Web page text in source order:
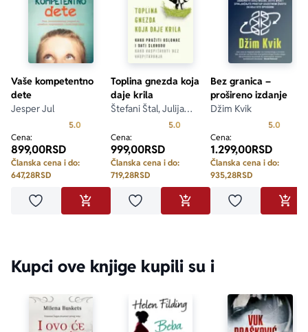
Vaše kompetentno
dete
Jesper Jul
5.0 Prosecna ocena je 5.0 od 5
Cena:
899,00RSD
Članska cena i do:
647,28RSD
Dodaj u omiljeneDODAJ U KORPU
Toplina gnezda koja
daje krila
Štefani Štal, Julija
5.0 Prosecna ocena je 5.0 od 5
Cena:
999,00RSD
Članska cena i do:
719,28RSD
Dodaj u omiljeneDODAJ U KORPU
Bez granica –
prošireno izdanje
Džim Kvik
5.0
Cena:
1.299,00RSD
Članska cena i do:
935,28RSD
Dodaj u
Kupci ove knjige kupili su i